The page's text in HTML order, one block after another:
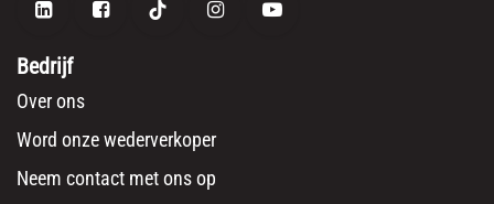
Bedrijf
Over ons
Word onze wederverkoper
Neem contact met ons op